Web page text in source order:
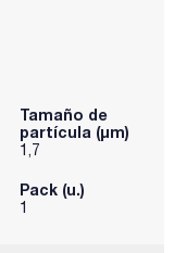
Tamaño de
partícula (μm)
1,7
Pack (u.)
1